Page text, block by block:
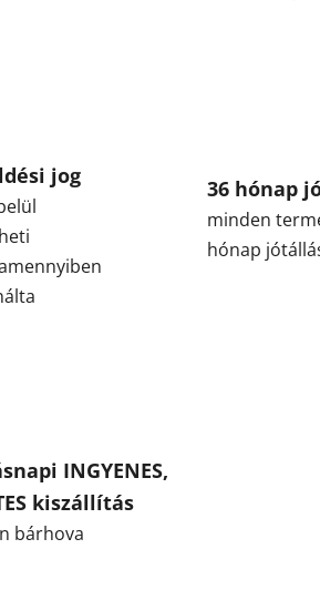
jog
36 hónap
minden
hónap
INGYENES,
kiszállítás
bárhova